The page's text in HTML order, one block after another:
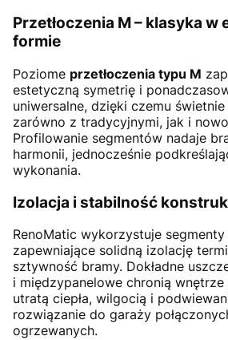
Przetłoczenia M – klasyka w
formie
Poziome przetłoczenia typu M
estetyczną symetrię i
uniwersalne, dzięki czemu
zarówno z tradycyjnymi, jak i
Profilowanie segmentów nadaje
harmonii, jednocześnie
wykonania.
Izolacja i stabilność
RenoMatic wykorzystuje
zapewniające solidną izolację
sztywność bramy. Dokładne
i międzypanelowe chronią
utratą ciepła, wilgocią i
rozwiązanie do garaży
ogrzewanych.